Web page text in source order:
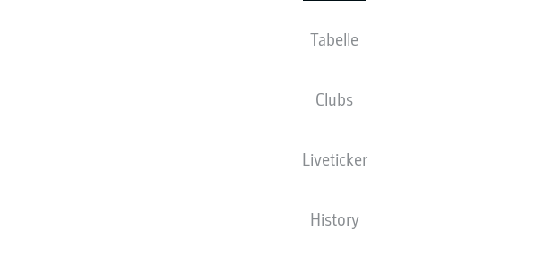
Tabelle
Clubs
Liveticker
History
Die Startaufstellung wird 60 Minuten vor Anpfiff veröffentlicht.